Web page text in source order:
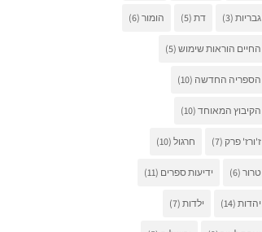
גבריות (3) דת (5) הומור (6)
החיים הוראות שימוש (5)
הספריה החדשה (10)
הקיבוץ המאוחד (10)
ז'ורז' פרק (7) חרגול (10)
טרור (6) ידיעות ספרים (11)
יהדות (14) ילדות (7)